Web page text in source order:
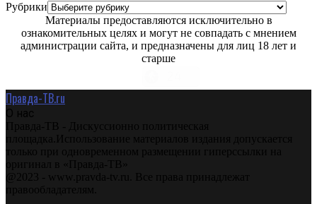
Рубрики
Материалы предоставляются исключительно в
ознакомительных целях и могут не совпадать с мнением
администрации сайта, и предназначены для лиц 18 лет и
старше
Правда-ТВ.ru
О нас
Правда-ТВ - Дискуссионно политическая
площадка.Использование материалов издания допускается
только при одновременном размещении гиперссылки на
оригинал в «Правда-ТВ»
@2023 - www.pravda-tv.ru. Все права принадлежат
правообладателям.